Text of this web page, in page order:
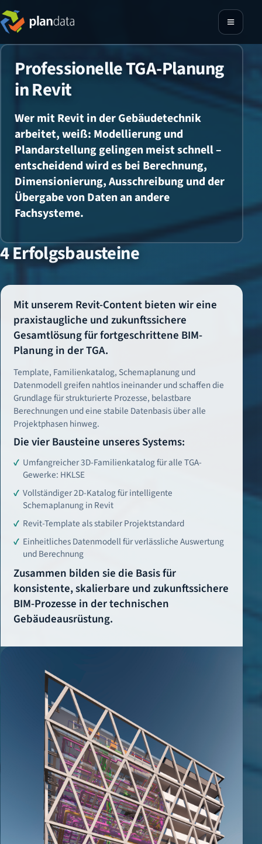
Professionelle TGA-Planung
in Revit
Wer mit Revit in der Gebäudetechnik
arbeitet, weiß: Modellierung und
Plandarstellung gelingen meist schnell –
entscheidend wird es bei Berechnung,
Dimensionierung, Ausschreibung und der
Übergabe von Daten an andere
Fachsysteme.
4 Erfolgsbausteine
Mit unserem Revit-Content bieten wir eine
praxistaugliche und zukunftssichere
Gesamtlösung für fortgeschrittene BIM-
Planung in der TGA.
Template, Familienkatalog, Schemaplanung und
Datenmodell greifen nahtlos ineinander und schaffen die
Grundlage für strukturierte Prozesse, belastbare
Berechnungen und eine stabile Datenbasis über alle
Projektphasen hinweg.
Die vier Bausteine unseres Systems:
Umfangreicher 3D-Familienkatalog für alle TGA-
Gewerke: HKLSE
Vollständiger 2D-Katalog für intelligente
Schemaplanung in Revit
Revit-Template als stabiler Projektstandard
Einheitliches Datenmodell für verlässliche Auswertung
und Berechnung
Zusammen bilden sie die Basis für
konsistente, skalierbare und zukunftssichere
BIM-Prozesse in der technischen
Gebäudeausrüstung.